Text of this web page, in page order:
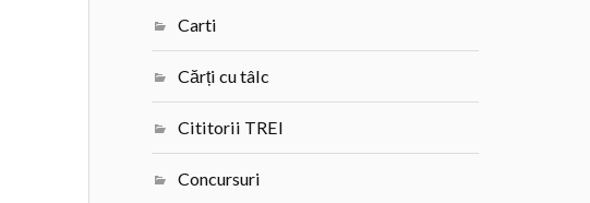
Carti
Cărți cu tâlc
Cititorii TREI
Concursuri